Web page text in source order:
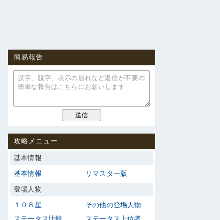
簡易報告
攻略メニュー
基本情報
基本情報
リマスター版
登場人物
１０８星
その他の登場人物